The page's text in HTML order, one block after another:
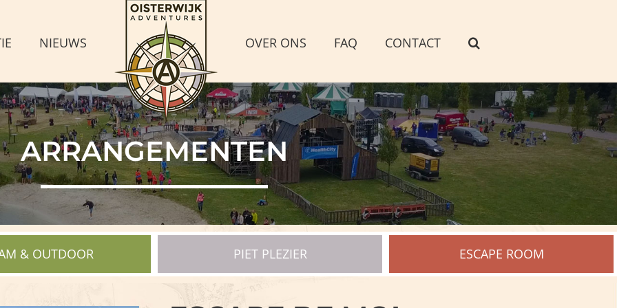
NIEUWS OVER ONS FAQ CONTACT
ARRANGEMENTEN
& OUTDOOR PIET PLEZIER ESCAPE ROOM